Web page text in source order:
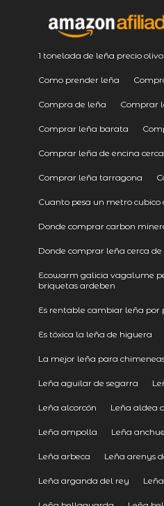
1 tonelada de leña precio olivo
Como prender leña
Compra de leña Comprar
Comprar leña barata
Comprar leña de encina
Comprar leña tarragona
Cuanto pesa un metro cubico
Donde comprar carbon
Donde comprar leña cerca de
Ecowarm galicia vagalume
briquetas ardeben
Es rentable cambiar leña por
Es tóxica la leña de higuera
La mejor leña para
Leña aguilar de segarra
Leña alcorcón Leña aldea
Leña ampolla Leña
Leña arbeca Leña arenys
Leña arganda del rey